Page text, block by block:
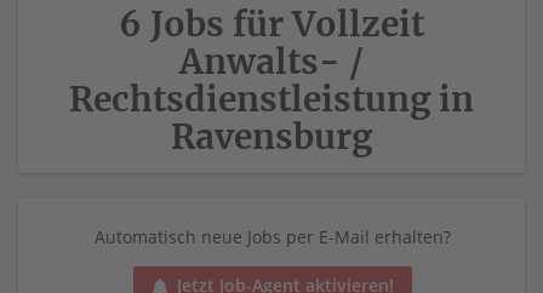
6 Jobs für Vollzeit
Anwalts- /
Rechtsdienstleistung in
Ravensburg
Automatisch neue Jobs per E-Mail erhalten?
Jetzt Job-Agent aktivieren!